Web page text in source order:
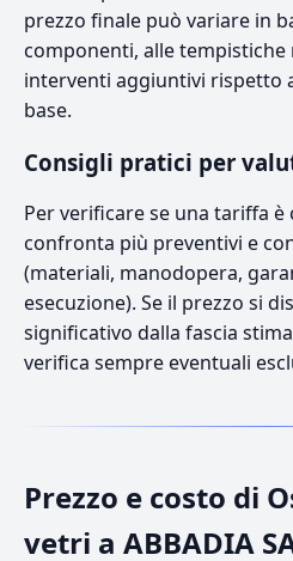
prezzo finale può variare in
componenti, alle tempistiche
interventi aggiuntivi rispetto
base.
Consigli pratici per
Per verificare se una tariffa
confronta più preventivi e
(materiali, manodopera,
esecuzione). Se il prezzo si
significativo dalla fascia
verifica sempre eventuali
Prezzo e costo di
vetri a ABBADIA